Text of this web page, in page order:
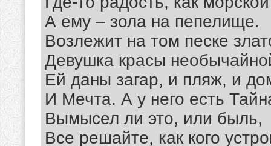
А ему – зола на пепелище.
Возлежит на том песке
Девушка красы
Ей даны загар, и пляж, и
И Мечта. А у него есть
Вымысел ли это, или быль,
Все решайте, как кого